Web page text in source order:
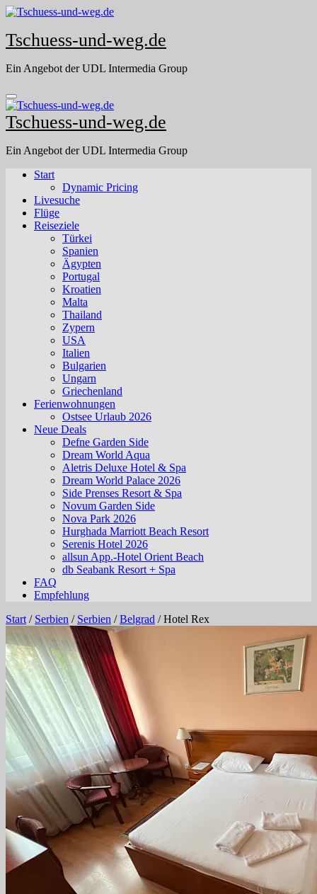
Skip
content
Tschuess-und-weg.de
Ein Angebot der UDL Intermedia Group
Tschuess-und-weg.de
Ein Angebot der UDL Intermedia Group
Start
Dynamic Pricing
Livesuche
Flüge
Reiseziele
Türkei
Spanien
Ägypten
Portugal
Kroatien
Malta
Thailand
Zypern
USA
Italien
Bulgarien
Ungarn
Griechenland
Ferienwohnungen
Ostsee Urlaub 2026
Neue Deals
Defne Garden Side
Dream World Aqua
Aletris Deluxe Hotel & Spa
Dream World Palace 2026
Side Prenses Resort & Spa
Novum Garden Side
Nova Park 2026
Hurghada Marriott Beach Resort
Serenis Hotel 2026
allsun App.-Hotel Orient Beach
db Seabank Resort + Spa
FAQ
Empfehlung
Start / Serbien / Serbien /Belgrad /Hotel Rex